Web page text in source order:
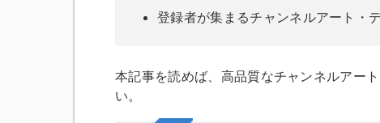
登録者が集まるチャンネルアート・
本記事を読めば、高品質なチャンネルアー
い。